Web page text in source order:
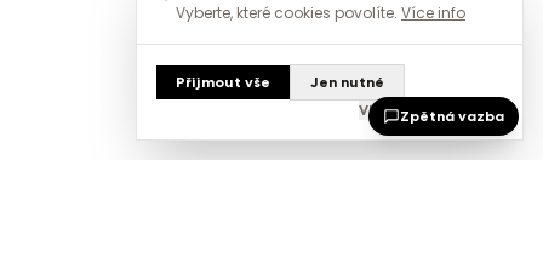
Vyberte, které cookies povolíte. Více info
Přijmout vše
Jen nutné
Vlastní nastavení
Zpětná vazba